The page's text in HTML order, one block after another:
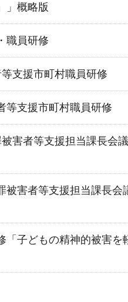
」概略版
職員研修
支援市町村職員研修
等支援市町村職員研修
害者等支援担当課長会
被害者等支援担当課長会
「子どもの精神的被害を